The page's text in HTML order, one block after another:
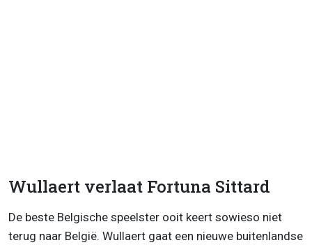
Wullaert verlaat Fortuna Sittard
De beste Belgische speelster ooit keert sowieso niet
terug naar België. Wullaert gaat een nieuwe buitenlandse